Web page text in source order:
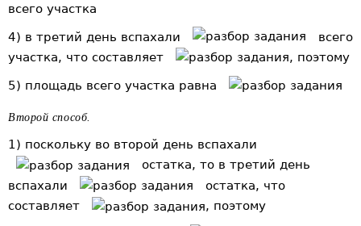
всего участка
4) в третий день вспахали
всего
участка, что составляет
, поэтому
5) площадь всего участка равна
Второй способ.
1) поскольку во второй день вспахали
остатка, то в третий день
вспахали
остатка, что
составляет
, поэтому